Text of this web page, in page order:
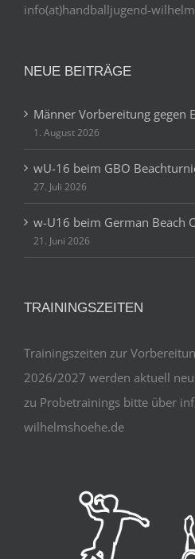
info(at)handballjugend-
NEUE BEITRÄGE
Männer Vorbereitung gegen
1. August 2026
wU-16 beim GBO
27. Juli 2026
w-U16 beim German Beach
21. Juni 2026
TRAININGSZEITEN
Trainingszeiten zur
2026/2027 werden aktuell
zu Probetrainings bitte über
wilhelmshoehe.de